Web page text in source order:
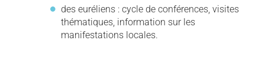
des euréliens : cycle de conférences, visites
thématiques, information sur les
manifestations locales.